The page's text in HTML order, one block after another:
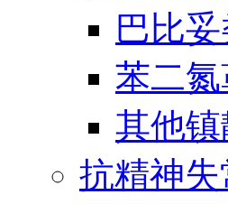
巴比
苯二
其他
抗精神失